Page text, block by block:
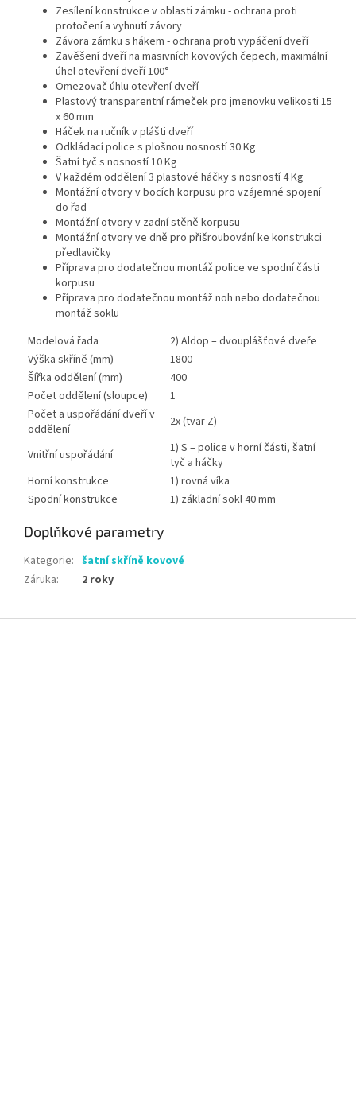
Zesílení konstrukce v oblasti zámku - ochrana proti
protočení a vyhnutí závory
Závora zámku s hákem - ochrana proti vypáčení dveří
Zavěšení dveří na masivních kovových čepech, maximální
úhel otevření dveří 100°
Omezovač úhlu otevření dveří
Plastový transparentní rámeček pro jmenovku velikosti 15
x 60 mm
Háček na ručník v plášti dveří
Odkládací police s plošnou nosností 30 Kg
Šatní tyč s nosností 10 Kg
V každém oddělení 3 plastové háčky s nosností 4 Kg
Montážní otvory v bocích korpusu pro vzájemné spojení
do řad
Montážní otvory v zadní stěně korpusu
Montážní otvory ve dně pro přišroubování ke konstrukci
předlavičky
Příprava pro dodatečnou montáž police ve spodní části
korpusu
Příprava pro dodatečnou montáž noh nebo dodatečnou
montáž soklu
Modelová řada
2) Aldop – dvouplášťové dveře
Výška skříně (mm)
1800
Šířka oddělení (mm)
400
Počet oddělení (sloupce)
1
Počet a uspořádání dveří v
oddělení
2x (tvar Z)
Vnitřní uspořádání
1) S – police v horní části, šatní
tyč a háčky
Horní konstrukce
1) rovná víka
Spodní konstrukce
1) základní sokl 40 mm
Doplňkové parametry
Kategorie: šatní skříně kovové
Záruka: 2 roky